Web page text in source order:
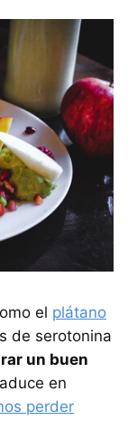
el plátano
de serotonina
un buen
en
perder